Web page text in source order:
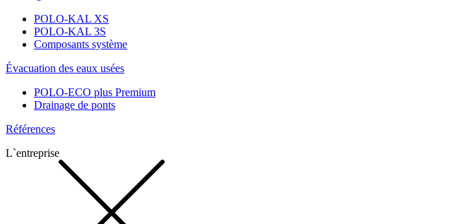
POLO-KAL XS
POLO-KAL 3S
Composants système
Évacuation des eaux usées
POLO-ECO plus Premium
Drainage de ponts
Références
L`entreprise